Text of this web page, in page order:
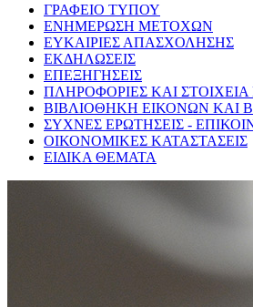
ΓΡΑΦΕΙΟ ΤΥΠΟΥ
ΕΝΗΜΕΡΩΣΗ ΜΕΤΟΧΩΝ
ΕΥΚΑΙΡΙΕΣ ΑΠΑΣΧΟΛΗΣΗΣ
ΕΚΔΗΛΩΣΕΙΣ
ΕΠΕΞΗΓΗΣΕΙΣ
ΠΛΗΡΟΦΟΡΙΕΣ ΚΑΙ ΣΤΟΙΧΕΙΑ
ΒΙΒΛΙΟΘΗΚΗ ΕΙΚΟΝΩΝ ΚΑΙ
ΣΥΧΝΕΣ ΕΡΩΤΗΣΕΙΣ -
ΟΙΚΟΝΟΜΙΚΕΣ ΚΑΤΑΣΤΑΣΕΙΣ
ΕΙΔΙΚΑ ΘΕΜΑΤΑ